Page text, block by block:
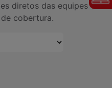
diretos das equipes
cobertura.